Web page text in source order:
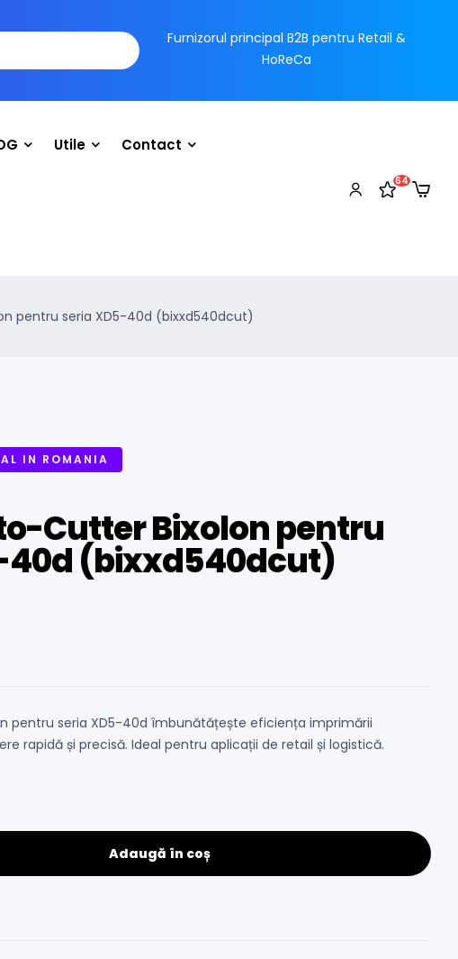
Furnizorul principal B2B pentru Retail &
HoReCa
Utile Contact
64
pentru seria XD5-40d (bixxd540dcut)
IN ROMANIA
Cutter Bixolon pentru
40d (bixxd540dcut)
pentru seria XD5-40d îmbunătățește eficiența imprimării
rapidă și precisă. Ideal pentru aplicații de retail și logistică.
Adaugă în coș